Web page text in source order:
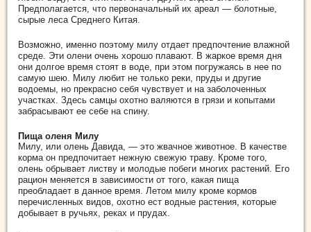
Предполагается, что первоначальный их ареал — болотные,
сырые леса Среднего Китая.
Возможно, именно поэтому милу отдает предпочтение влажной
среде. Эти олени очень хорошо плавают. В жаркое время дня
они долгое время стоят в воде, при этом погружаясь в нее по
самую шею. Милу любит не только реки, пруды и другие
водоемы, но прекрасно себя чувствует и на заболоченных
участках. Здесь самцы охотно валяются в грязи и копытами
забрасывают ее себе на спину.
Пища оленя Милу
Милу, или олень Давида, — это жвачное животное. В качестве
корма он предпочитает нежную свежую траву. Кроме того,
олень обрывает листву и молодые побеги многих растений. Его
рацион меняется в зависимости от того, какая пища
преобладает в данное время. Летом милу кроме кормов
перечисленных видов, охотно ест водные растения, которые
добывает в ручьях, реках и прудах.